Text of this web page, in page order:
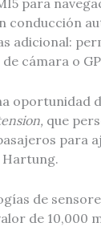
para
conducción
adicional:
cámara o
oportunidad
que
para
Hartung.
de
de 10,000